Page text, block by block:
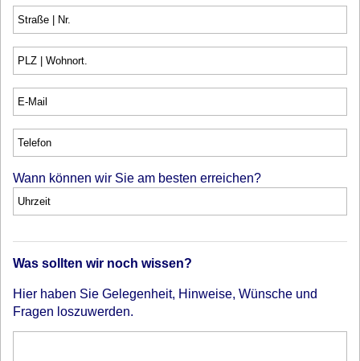
Wann können wir Sie am besten erreichen?
Was sollten wir noch wissen?
Hier haben Sie Gelegenheit, Hinweise, Wünsche und
Fragen loszuwerden.